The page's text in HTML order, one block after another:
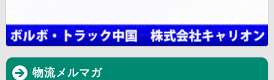
物流メルマガ